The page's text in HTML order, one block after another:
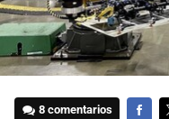
8 comentarios